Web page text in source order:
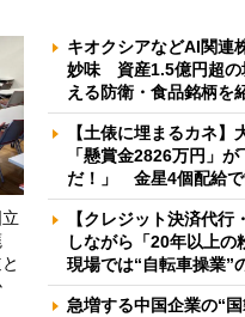
キオクシアなどAI関連
妙味 資産1.5億円超の
える防衛・食品銘柄を
【土俵に埋まるカネ
「懸賞金2826万円」
だ！」 金星4個配給で
【クレジット決済代
しながら「20年以上
現場では“自転車操業”
急増する中国企業の“